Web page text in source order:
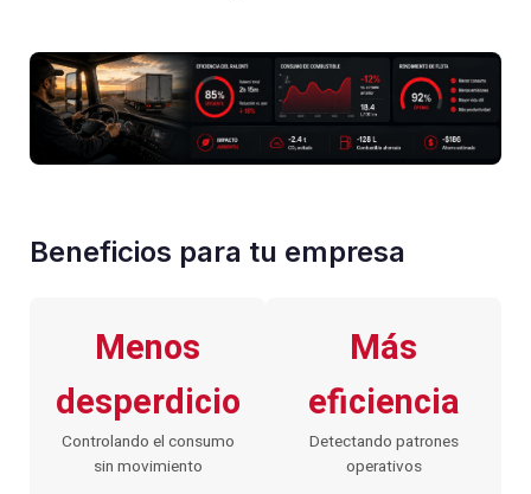
Beneficios para tu empresa
Menos
desperdicio
Controlando el consumo
sin movimiento
Más
eficiencia
Detectando patrones
operativos